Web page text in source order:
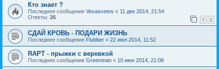
Кто знает ?
Последнее сообщение Vovasvetov « 11 дек 2014, 21:54
Ответы: 26 1 2
СДАЙ КРОВЬ - ПОДАРИ ЖИЗНЬ
Последнее сообщение Flubber « 22 июл 2014, 11:52
RAPT - прыжки с веревкой
Последнее сообщение Greenman « 10 июн 2014, 21:08